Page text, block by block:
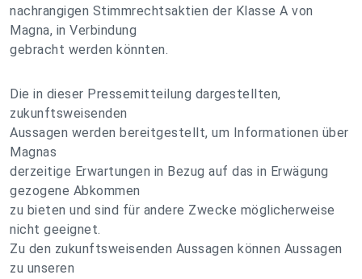
nachrangigen Stimmrechtsaktien der Klasse A von
Magna, in Verbindung
gebracht werden könnten.
Die in dieser Pressemitteilung dargestellten,
zukunftsweisenden
Aussagen werden bereitgestellt, um Informationen über
Magnas
derzeitige Erwartungen in Bezug auf das in Erwägung
gezogene Abkommen
zu bieten und sind für andere Zwecke möglicherweise
nicht geeignet.
Zu den zukunftsweisenden Aussagen können Aussagen
zu unseren